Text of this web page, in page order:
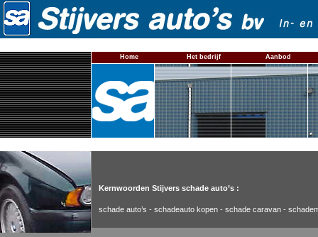
Home Het bedrijf Aanbod
Kernwoorden Stijvers schade auto’s :
schade auto’s - schadeauto kopen - schade caravan -